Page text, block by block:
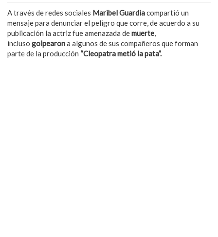
A través de redes sociales Maribel Guardiacompartió un
mensaje para denunciar el peligro que corre, de acuerdo a su
publicación la actriz fue amenazada demuerte,
incluso golpearona algunos de sus compañeros que forman
parte de la producción “Cleopatra metió la pata”.